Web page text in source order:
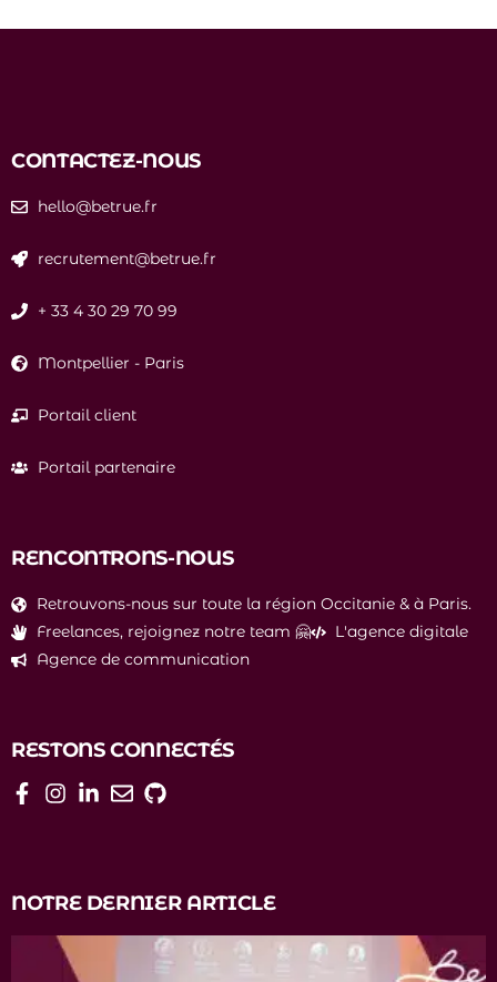
CONTACTEZ-NOUS
hello@betrue.fr
recrutement@betrue.fr
+ 33 4 30 29 70 99
Montpellier - Paris
Portail client
Portail partenaire
RENCONTRONS-NOUS
Retrouvons-nous sur toute la région Occitanie & à Paris.
Freelances, rejoignez notre team 🤗
L'agence digitale
Agence de communication
RESTONS CONNECTÉS
NOTRE DERNIER ARTICLE